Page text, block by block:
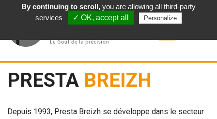
Français
PRESTA BREIZH
Depuis 1993, Presta Breizh se développe dans le secteur
By continuing to scroll,you are allowing all third-party
services
✓ OK, accept all Personalize